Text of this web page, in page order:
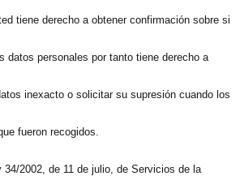
tiene derecho a obtener confirmación sobre si
datos personales por tanto tiene derecho a
inexacto o solicitar su supresión cuando los
fueron recogidos.
34/2002, de 11 de julio, de Servicios de la